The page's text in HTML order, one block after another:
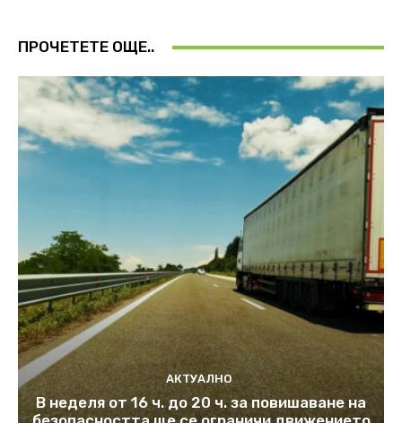
ПРОЧЕТЕТЕ ОЩЕ..
АКТУАЛНО
В неделя от 16 ч. до 20 ч. за повишаване на